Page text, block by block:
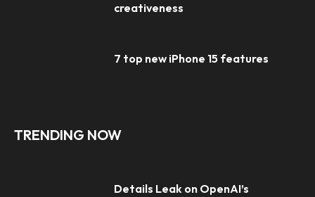
creativeness
7 top new iPhone 15 features
TRENDING NOW
Details Leak on OpenAI’s